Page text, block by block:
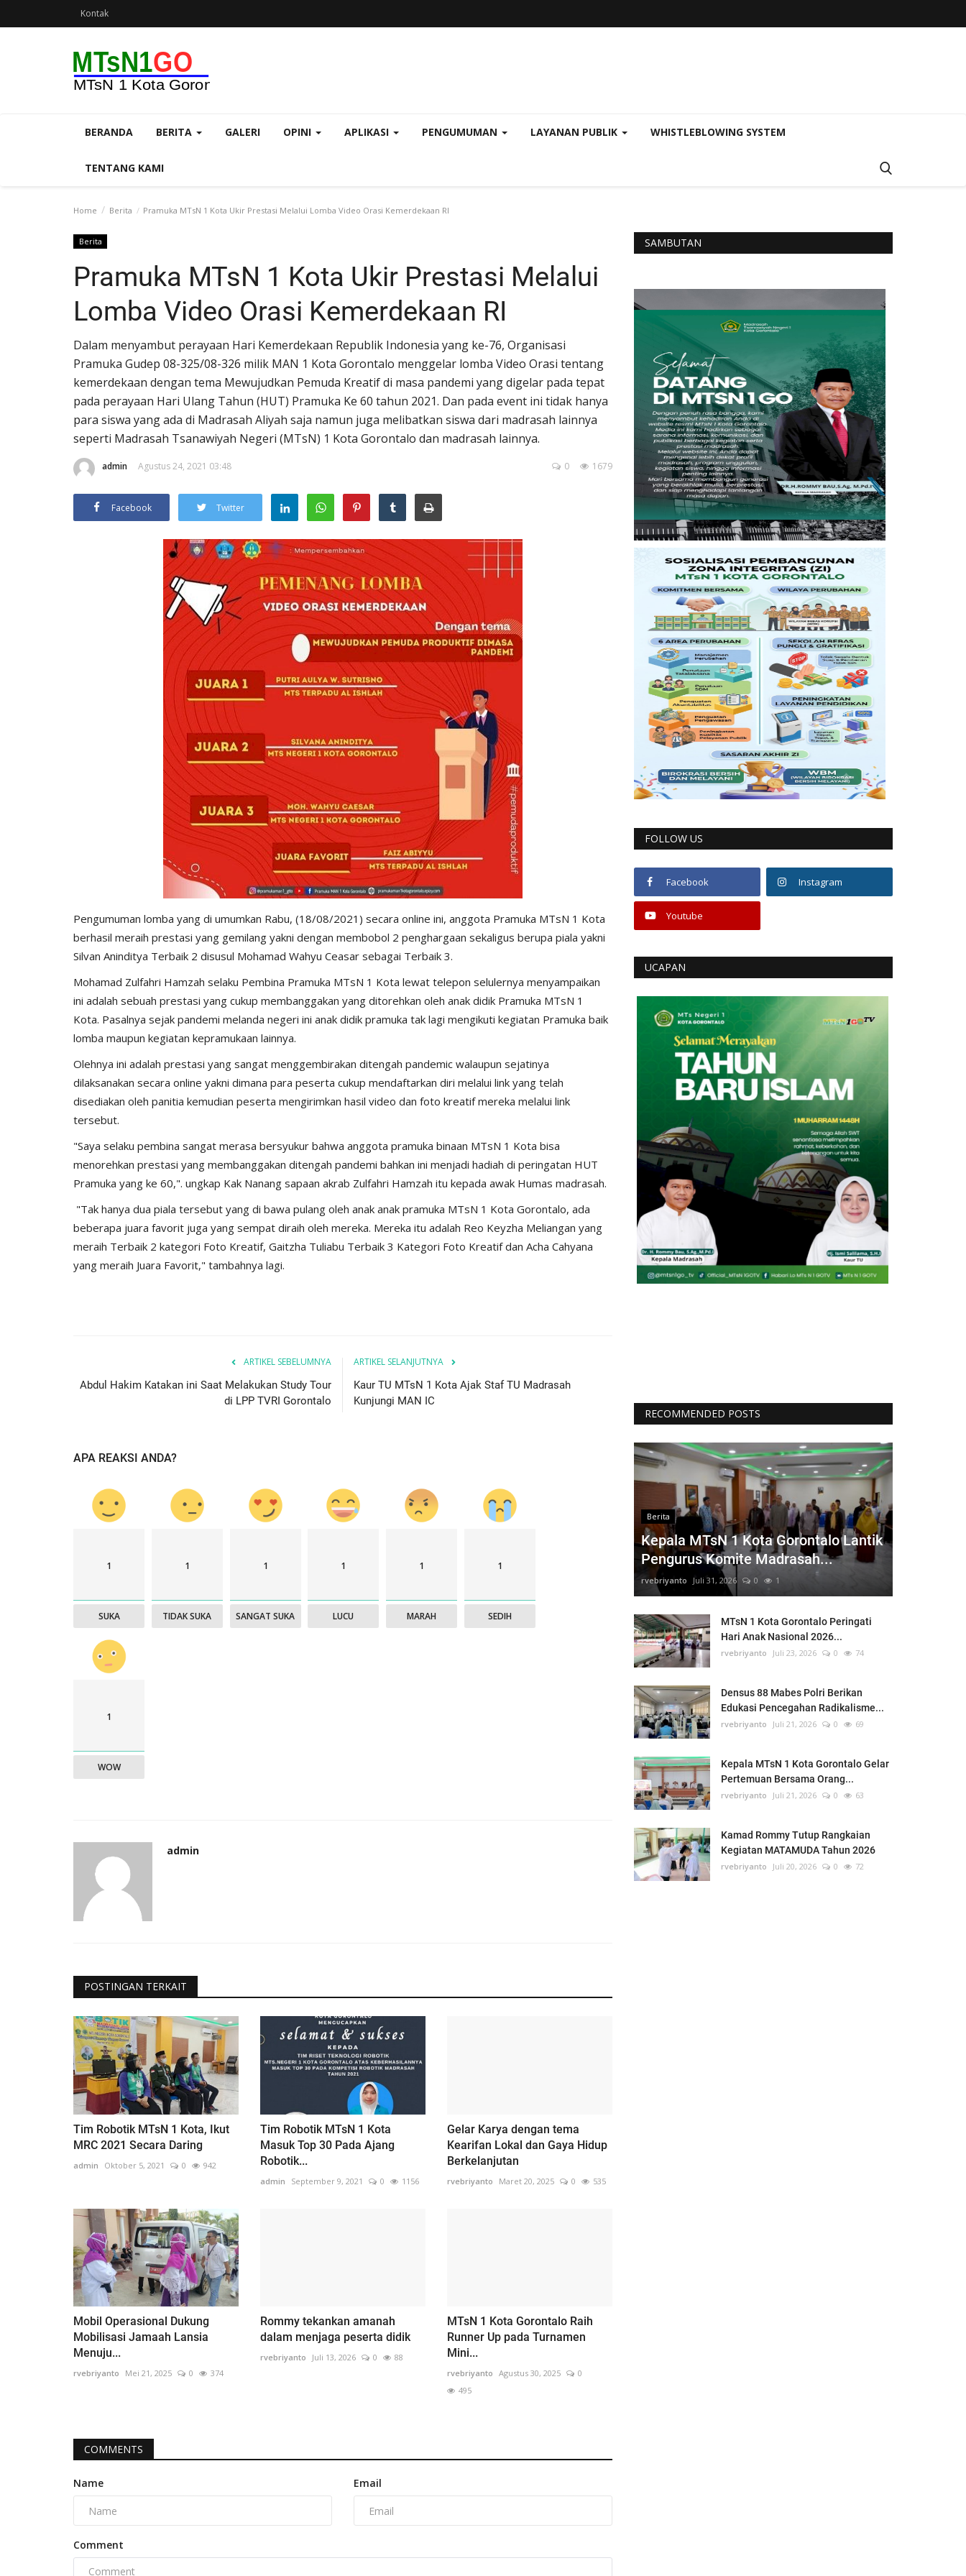
Kontak
BERANDA BERITA GALERI OPINI APLIKASI PENGUMUMAN LAYANAN PUBLIK WHISTLEBLOWING SYSTEM
TENTANG KAMI
Home Berita Pramuka MTsN 1 Kota Ukir Prestasi Melalui Lomba Video Orasi Kemerdekaan RI
Berita
Pramuka MTsN 1 Kota Ukir Prestasi Melalui
Lomba Video Orasi Kemerdekaan RI
Dalam menyambut perayaan Hari Kemerdekaan Republik Indonesia yang ke-76, Organisasi
Pramuka Gudep 08-325/08-326 milik MAN 1 Kota Gorontalo menggelar lomba Video Orasi tentang
kemerdekaan dengan tema Mewujudkan Pemuda Kreatif di masa pandemi yang digelar pada tepat
pada perayaan Hari Ulang Tahun (HUT) Pramuka Ke 60 tahun 2021. Dan pada event ini tidak hanya
para siswa yang ada di Madrasah Aliyah saja namun juga melibatkan siswa dari madrasah lainnya
seperti Madrasah Tsanawiyah Negeri (MTsN) 1 Kota Gorontalo dan madrasah lainnya.
admin Agustus 24, 2021 03:48 1679
0
Facebook Twitter
Pengumuman lomba yang di umumkan Rabu, (18/08/2021) secara online ini, anggota Pramuka MTsN 1 Kota
berhasil meraih prestasi yang gemilang yakni dengan membobol 2 penghargaan sekaligus berupa piala yakni
Silvan Aninditya Terbaik 2 disusul Mohamad Wahyu Ceasar sebagai Terbaik 3.
Mohamad Zulfahri Hamzah selaku Pembina Pramuka MTsN 1 Kota lewat telepon selulernya menyampaikan
ini adalah sebuah prestasi yang cukup membanggakan yang ditorehkan oleh anak didik Pramuka MTsN 1
Kota. Pasalnya sejak pandemi melanda negeri ini anak didik pramuka tak lagi mengikuti kegiatan Pramuka baik
lomba maupun kegiatan kepramukaan lainnya.
Olehnya ini adalah prestasi yang sangat menggembirakan ditengah pandemic walaupun sejatinya
dilaksanakan secara online yakni dimana para peserta cukup mendaftarkan diri melalui link yang telah
disediakan oleh panitia kemudian peserta mengirimkan hasil video dan foto kreatif mereka melalui link
tersebut.
"Saya selaku pembina sangat merasa bersyukur bahwa anggota pramuka binaan MTsN 1 Kota bisa
menorehkan prestasi yang membanggakan ditengah pandemi bahkan ini menjadi hadiah di peringatan HUT
Pramuka yang ke 60,". ungkap Kak Nanang sapaan akrab Zulfahri Hamzah itu kepada awak Humas madrasah.
"Tak hanya dua piala tersebut yang di bawa pulang oleh anak anak pramuka MTsN 1 Kota Gorontalo, ada
beberapa juara favorit juga yang sempat diraih oleh mereka. Mereka itu adalah Reo Keyzha Meliangan yang
meraih Terbaik 2 kategori Foto Kreatif, Gaitzha Tuliabu Terbaik 3 Kategori Foto Kreatif dan Acha Cahyana
yang meraih Juara Favorit," tambahnya lagi.
ARTIKEL SEBELUMNYA
Abdul Hakim Katakan ini Saat Melakukan Study Tour
di LPP TVRI Gorontalo
ARTIKEL SELANJUTNYA
Kaur TU MTsN 1 Kota Ajak Staf TU Madrasah
Kunjungi MAN IC
APA REAKSI ANDA?
1
SUKA
1
TIDAK SUKA
1
SANGAT SUKA
1
LUCU
1
MARAH
1
SEDIH
1
WOW
admin
POSTINGAN TERKAIT
Tim Robotik MTsN 1 Kota, Ikut
MRC 2021 Secara Daring
admin Oktober 5, 2021 0 942
Tim Robotik MTsN 1 Kota
Masuk Top 30 Pada Ajang
Robotik...
admin September 9, 2021 0 1156
Gelar Karya dengan tema
Kearifan Lokal dan Gaya Hidup
Berkelanjutan
rvebriyanto Maret 20, 2025 0 535
Mobil Operasional Dukung
Mobilisasi Jamaah Lansia
Menuju...
rvebriyanto Mei 21, 2025 0 374
Rommy tekankan amanah
dalam menjaga peserta didik
rvebriyanto Juli 13, 2026 0 88
MTsN 1 Kota Gorontalo Raih
Runner Up pada Turnamen
Mini...
rvebriyanto Agustus 30, 2025
0
495
COMMENTS
Name Email
Comment
SAMBUTAN
FOLLOW US
Facebook Instagram
Youtube
UCAPAN
RECOMMENDED POSTS
Berita
Kepala MTsN 1 Kota Gorontalo Lantik
Pengurus Komite Madrasah...
rvebriyanto Juli 31, 2026 0 1
MTsN 1 Kota Gorontalo Peringati
Hari Anak Nasional 2026...
rvebriyanto Juli 23, 2026 0 74
Densus 88 Mabes Polri Berikan
Edukasi Pencegahan Radikalisme...
rvebriyanto Juli 21, 2026 0 69
Kepala MTsN 1 Kota Gorontalo Gelar
Pertemuan Bersama Orang...
rvebriyanto Juli 21, 2026 0 63
Kamad Rommy Tutup Rangkaian
Kegiatan MATAMUDA Tahun 2026
rvebriyanto Juli 20, 2026 0 72